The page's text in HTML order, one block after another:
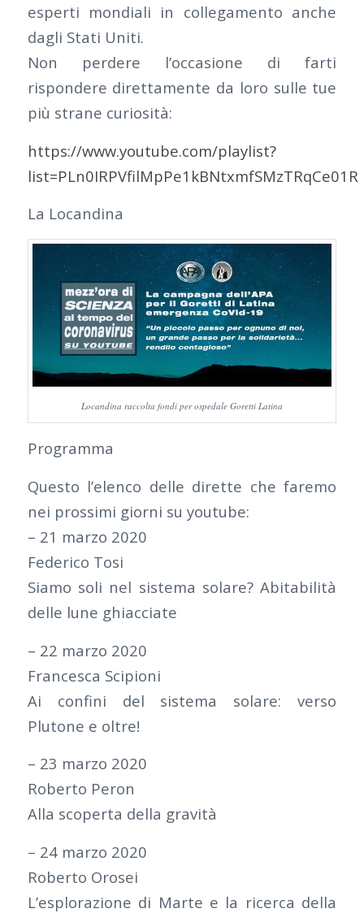
esperti mondiali in collegamento anche
dagli Stati Uniti.
Non perdere l’occasione di farti
rispondere direttamente da loro sulle tue
più strane curiosità:
https://www.youtube.com/playlist?
list=PLn0IRPVfilMpPe1kBNtxmfSMzTRqCe01R
La Locandina
Locandina raccolta fondi per ospedale Goretti Latina
Programma
Questo l’elenco delle dirette che faremo
nei prossimi giorni su youtube:
– 21 marzo 2020
Federico Tosi
Siamo soli nel sistema solare? Abitabilità
delle lune ghiacciate
– 22 marzo 2020
Francesca Scipioni
Ai confini del sistema solare: verso
Plutone e oltre!
– 23 marzo 2020
Roberto Peron
Alla scoperta della gravità
– 24 marzo 2020
Roberto Orosei
L’esplorazione di Marte e la ricerca della